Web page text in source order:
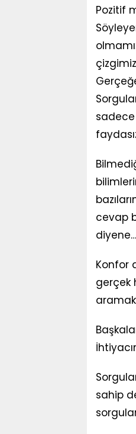
Pozitif
sadece
cevap
diyene…
Konfor
gerçek
sahip